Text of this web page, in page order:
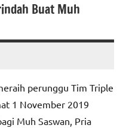
Buat Muh
perunggu Tim Triple
1 November 2019
Muh Saswan, Pria